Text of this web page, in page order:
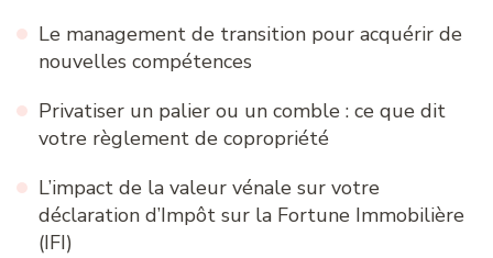
Le management de transition pour acquérir de
nouvelles compétences
Privatiser un palier ou un comble : ce que dit
votre règlement de copropriété
L’impact de la valeur vénale sur votre
déclaration d’Impôt sur la Fortune Immobilière
(IFI)